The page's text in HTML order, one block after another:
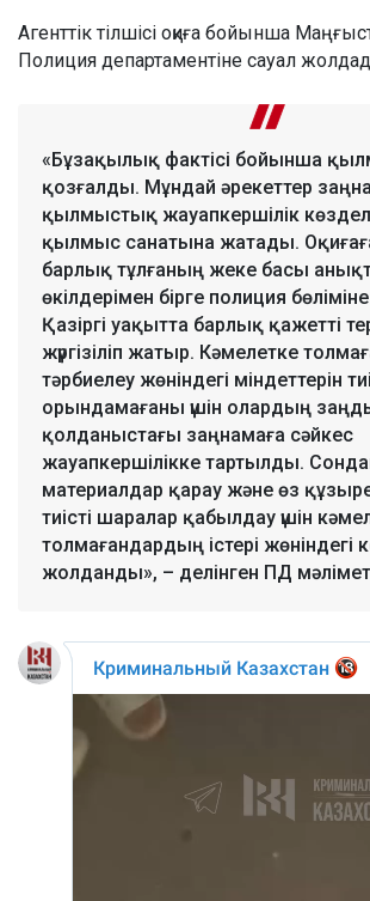
Агенттік тілшісі оқиға бойынша
Полиция департаментіне сауал
«Бұзақылық фактісі бойынша
қозғалды. Мұндай әрекеттер
қылмыстық жауапкершілік
қылмыс санатына жатады.
барлық тұлғаның жеке басы
өкілдерімен бірге полиция бөліміне
Қазіргі уақытта барлық қажетті
жүргізіліп жатыр. Кәмелетке
тәрбиелеу жөніндегі міндеттерін
орындамағаны үшін олардың
қолданыстағы заңнамаға сәйкес
жауапкершілікке тартылды.
материалдар қарау және өз
тиісті шаралар қабылдау үшін
толмағандардың істері жөніндегі
жолданды», – делінген ПД